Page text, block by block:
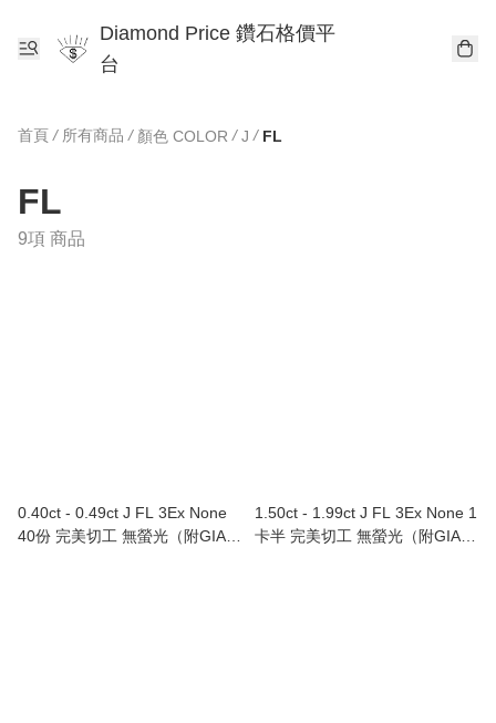
Diamond Price 鑽石格價平
台
首頁 / 所有商品 / 顏色 COLOR / J / FL
FL
9項 商品
0.40ct - 0.49ct J FL 3Ex None
40份 完美切工 無螢光（附GIA證
1.50ct - 1.99ct J FL 3Ex None 1
卡半 完美切工 無螢光（附GIA證